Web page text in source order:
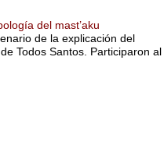
del mast’aku
de la explicación del
Todos Santos. Participaron al